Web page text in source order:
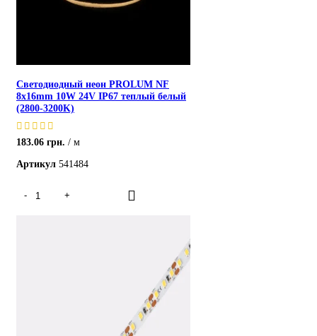
Светодиодный неон PROLUM NF
8x16mm 10W 24V IP67 теплый белый
(2800-3200K)
183.06 грн.
м
Артикул 541484